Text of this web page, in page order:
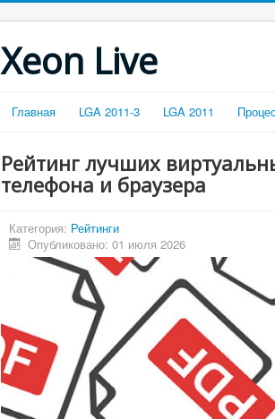
Xeon Live
Главная LGA 2011-3 LGA 2011
Рейтинг лучших
телефона и браузера
Категория: Рейтинги
Опубликовано: 01 июля 2026